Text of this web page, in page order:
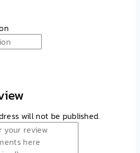
will not be published.